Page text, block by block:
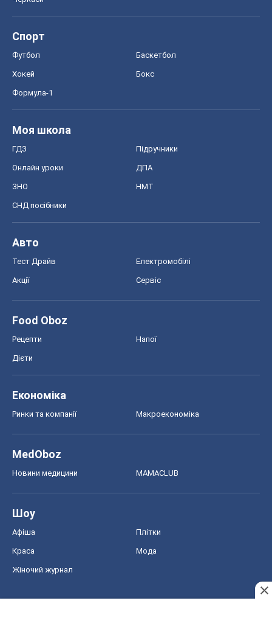
Спорт
Футбол Баскетбол
Хокей Бокс
Формула-1
Моя школа
ГДЗ Підручники
Онлайн уроки ДПА
ЗНО НМТ
СНД посібники
Авто
Тест Драйв Електромобілі
Акції Сервіс
Food Oboz
Рецепти Напої
Дієти
Економіка
Ринки та компанії Макроекономіка
MedOboz
Новини медицини MAMACLUB
Шоу
Афіша Плітки
Краса Мода
Жіночий журнал